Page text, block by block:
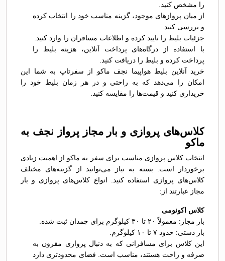
را مشخص کنید.
از میان پروازهای موجود، گزینه مناسب خود را انتخاب کرده
و بررسی کنید.
جزئیات بلیط را تایید کرده و اطلاعات مسافران را وارد کنید.
با استفاده از درگاه‌های پرداخت آنلاین، هزینه بلیط را
پرداخت کرده و بلیط را دریافت کنید.
خرید آنلاین بلیط هواپیما نجف ماکو از سفرتاپ به شما این
امکان را می‌دهد که به راحتی و در هر زمان بلیط خود را
خریداری کنید و قیمت‌ها را مقایسه کنید.
کلاس‌های پروازی و بار مجاز پرواز نجف به
ماکو
انتخاب کلاس پروازی مناسب برای سفر به ماکو از اهمیت زیادی
برخوردار است. بسته به نیاز می‌توانید از گزینه‌های مختلف
کلاس‌های پروازی استفاده کنید. انواع کلاس‌های پروازی و بار
مجاز عبارتند از:
کلاس اکونومی
بار مجاز: معمولاً ۲۰ تا ۳۰ کیلوگرم برای چمدان ثبت شده.
بار دستی: حدود ۷ تا ۱۰ کیلوگرم.
این کلاس برای مسافرانی که به دنبال پروازی مقرون به
صرفه و راحت هستند، مناسب است. فضای محدودتری دارد